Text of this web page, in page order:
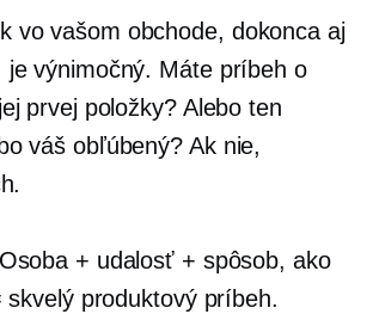
vo vašom obchode, dokonca aj
je výnimočný. Máte príbeh o
prvej položky? Alebo ten
váš obľúbený? Ak nie,
+ udalosť + spôsob, ako
produktový príbeh.